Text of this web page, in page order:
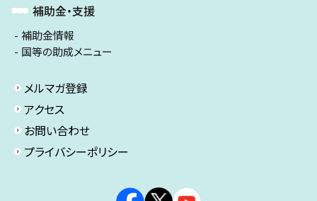
補助金・支援
補助金情報
国等の助成メニュー
メルマガ登録
アクセス
お問い合わせ
プライバシーポリシー